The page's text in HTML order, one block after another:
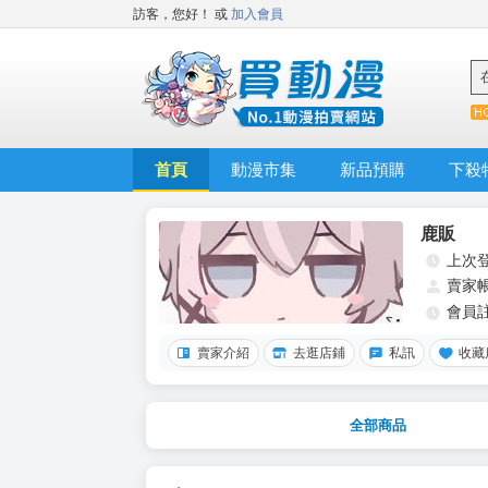
訪客，您好！ 或 加入會員
首頁 動漫市集 新品預購 下殺
鹿販
上次
賣家
會員
賣家介紹 去逛店鋪 私訊 收藏
全部商品